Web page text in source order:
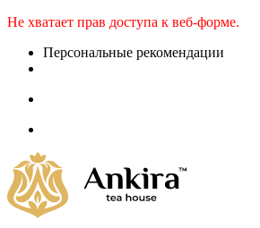
Не хватает прав доступа к веб-форме.
Персональные рекомендации